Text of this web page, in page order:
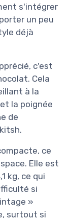
s'intégrer
un peu
déjà
c'est
Cela
à la
la poignée
de
ce
Elle est
kg, ce qui
si
»
surtout si